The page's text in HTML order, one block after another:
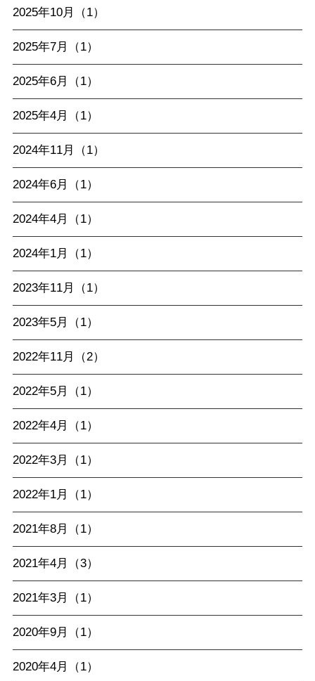
2025年10月（1）
2025年7月（1）
2025年6月（1）
2025年4月（1）
2024年11月（1）
2024年6月（1）
2024年4月（1）
2024年1月（1）
2023年11月（1）
2023年5月（1）
2022年11月（2）
2022年5月（1）
2022年4月（1）
2022年3月（1）
2022年1月（1）
2021年8月（1）
2021年4月（3）
2021年3月（1）
2020年9月（1）
2020年4月（1）